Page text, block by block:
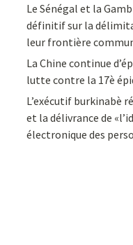
Le Sénégal et la
définitif sur la
leur frontière
La Chine continue
lutte contre la 17è
L’exécutif burkinabè
et la délivrance de
électronique des